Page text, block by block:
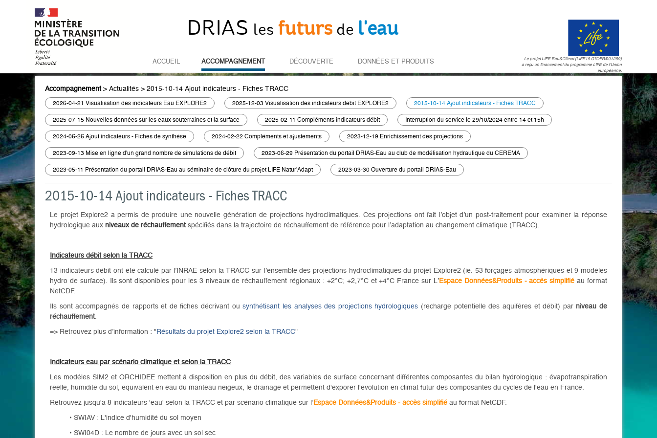
DRIAS les futurs de l'eau
Le projet LIFE Eau&Climat (LIFE19 GIC/FR/001259)
a reçu un financement du programme LIFE de l'Union
européenne.
ACCUEIL ACCOMPAGNEMENT DÉCOUVERTE DONNÉES ET PRODUITS
Accompagnement> Actualités > 2015-10-14 Ajout indicateurs - Fiches TRACC
2026-04-21 Visualisation des indicateurs Eau EXPLORE2 2025-12-03 Visualisation des indicateurs débit EXPLORE2 2015-10-14 Ajout indicateurs - Fiches TRACC
2025-07-15 Nouvelles données sur les eaux souterraines et la surface 2025-02-11 Compléments indicateurs débit Interruption du service le 29/10/2024 entre 14 et 15h
2024-06-26 Ajout indicateurs - Fiches de synthèse 2024-02-22 Compléments et ajustements 2023-12-19 Enrichissement des projections
2023-09-13 Mise en ligne d'un grand nombre de simulations de débit 2023-06-29 Présentation du portail DRIAS-Eau au club de modélisation hydraulique du CEREMA
2023-05-11 Présentation du portail DRIAS-Eau au séminaire de clôture du projet LIFE Natur'Adapt 2023-03-30 Ouverture du portail DRIAS-Eau
2015-10-14 Ajout indicateurs - Fiches TRACC
Le projet Explore2 a permis de produire une nouvelle génération de projections hydroclimatiques. Ces projections ont fait l’objet d’un post-traitement pour examiner la réponse
hydrologique aux niveaux de réchauffementspécifiés dans la trajectoire de réchauffement de référence pour l’adaptation au changement climatique (TRACC).
Indicateurs débit selon la TRACC
13 indicateurs débit ont été calculé par l’INRAE selon la TRACC sur l’ensemble des projections hydroclimatiques du projet Explore2 (ie. 53 forçages atmosphériques et 9 modèles
hydro de surface). Ils sont disponibles pour les 3 niveaux de réchauffement régionaux : +2°C; +2,7°C et +4°C France sur L’Espace Données&Produits - accès simplifié au format
NetCDF.
Ils sont accompagnés de rapports et de fiches décrivant ousynthétisant les analyses des projections hydrologiques (recharge potentielle des aquifères et débit) par niveau de
réchauffement.
=> Retrouvez plus d’information : "Résultats du projet Explore2 selon la TRACC"
Indicateurs eau par scénario climatique et selon la TRACC
Les modèles SIM2 et ORCHIDEE mettent à disposition en plus du débit, des variables de surface concernant différentes composantes du bilan hydrologique : évapotranspiration
réelle, humidité du sol, équivalent en eau du manteau neigeux, le drainage et permettent d'exporer l'évolution en climat futur des composantes du cycles de l'eau en France.
Retrouvez jusqu'à 8 indicateurs 'eau' selon la TRACC et par scénario climatique sur l’ Espace Données&Produits - accès simplifié au format NetCDF.
• SWIAV : L'indice d'humidité du sol moyen
• SWI04D : Le nombre de jours avec un sol sec